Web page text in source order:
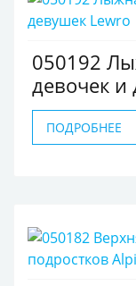
050192
девочек и
ПОДРОБНЕЕ